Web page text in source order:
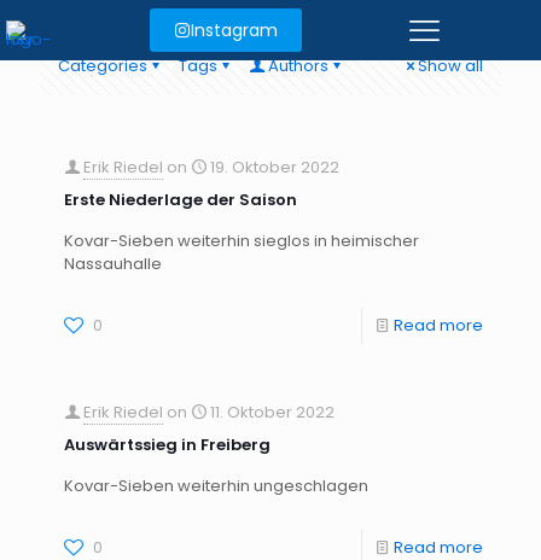
Instagram
Categories Tags Authors Show all
Erik Riedel on
19. Oktober 2022
Erste Niederlage der Saison
Kovar-Sieben weiterhin sieglos in heimischer
Nassauhalle
0 Read more
Erik Riedel on
11. Oktober 2022
Auswärtssieg in Freiberg
Kovar-Sieben weiterhin ungeschlagen
0 Read more